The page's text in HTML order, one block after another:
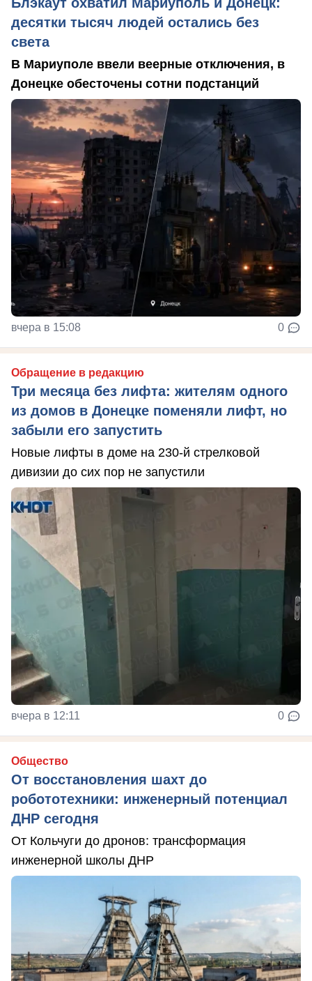
десятки тысяч людей остались без
света
В Мариуполе ввели веерные отключения, в
Донецке обесточены сотни подстанций
вчера в 15:08 0
Обращение в редакцию
Три месяца без лифта: жителям одного
из домов в Донецке поменяли лифт, но
забыли его запустить
Новые лифты в доме на 230-й стрелковой
дивизии до сих пор не запустили
вчера в 12:11 0
Общество
От восстановления шахт до
робототехники: инженерный потенциал
ДНР сегодня
От Кольчуги до дронов: трансформация
инженерной школы ДНР